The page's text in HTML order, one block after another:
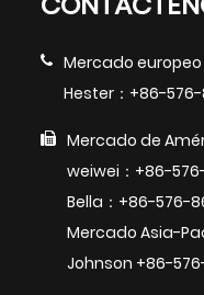
Mercado europeo
Hester：+86-
Mercado de
weiwei：+86-
Bella：+86-576-
Mercado Asia-
Johnson +86-